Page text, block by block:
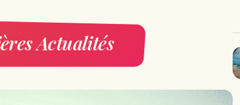
Actualités